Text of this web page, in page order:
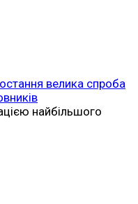
велика спроба
найбільшого